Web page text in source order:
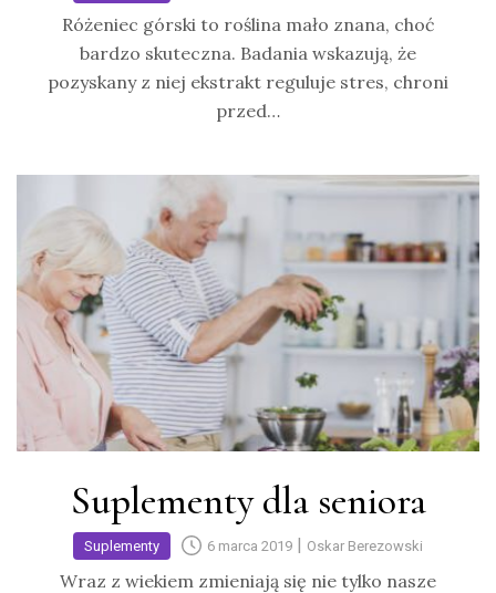
Różeniec górski to roślina mało znana, choć
bardzo skuteczna. Badania wskazują, że
pozyskany z niej ekstrakt reguluje stres, chroni
przed…
Suplementy dla seniora
Suplementy 6 marca 2019 | Oskar Berezowski
Wraz z wiekiem zmieniają się nie tylko nasze